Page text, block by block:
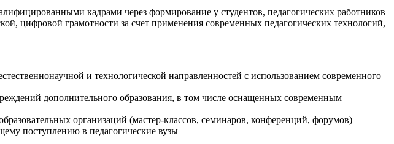
кадрами через формирование у студентов, педагогических работников
цифровой грамотности за счет применения современных педагогических технологий,
и технологической направленностей с использованием современного
дополнительного образования, в том числе оснащенных современным
организаций (мастер-классов, семинаров, конференций, форумов)
поступлению в педагогические вузы